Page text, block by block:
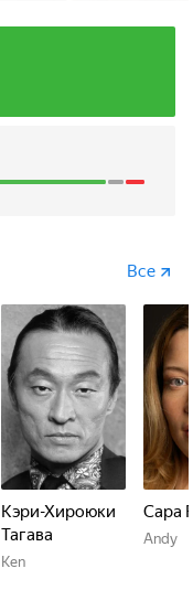
Все
Кэри-Хироюки
Тагава
Ken
Сара
Andy